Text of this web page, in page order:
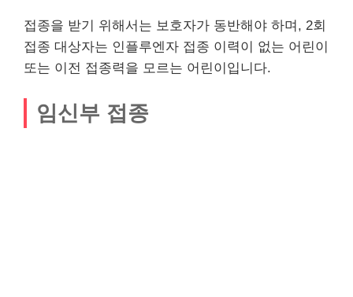
접종을 받기 위해서는 보호자가 동반해야 하며, 2회
접종 대상자는 인플루엔자 접종 이력이 없는 어린이
또는 이전 접종력을 모르는 어린이입니다.
임신부 접종